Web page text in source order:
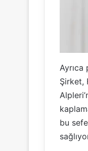
Şirket,
bu